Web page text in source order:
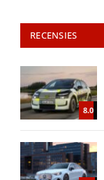
RECENSIES
8.0